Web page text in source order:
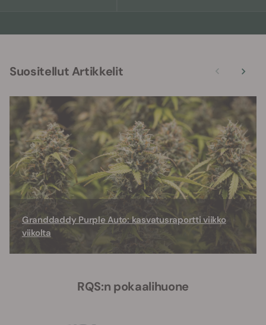
Suositellut Artikkelit
Granddaddy Purple Auto: kasvatusraportti viikko
viikolta
RQS:n pokaalihuone